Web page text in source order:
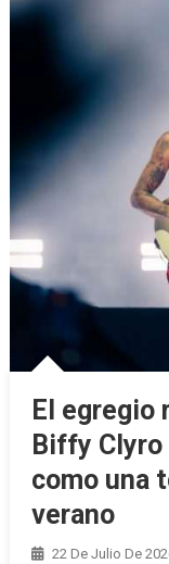
El egregio
Biffy
como una
verano
22 De Julio De